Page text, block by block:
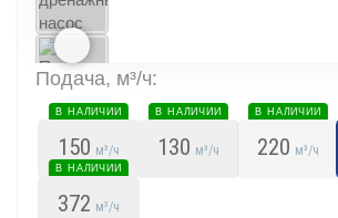
Подача, м³/ч:
150
В НАЛИЧИИ
м³/ч 130
В НАЛИЧИИ
м³/ч 220
В НАЛИЧИИ
м³/ч
372
В НАЛИЧИИ
м³/ч